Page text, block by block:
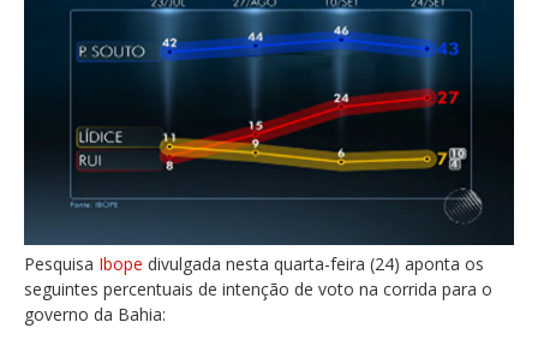
Pesquisa Ibope divulgada nesta quarta-feira (24) aponta os
seguintes percentuais de intenção de voto na corrida para o
governo da Bahia: